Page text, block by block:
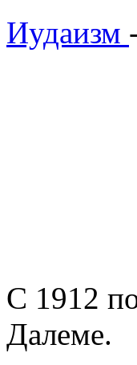
Иудаизм
С 1912
Далеме.